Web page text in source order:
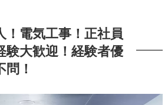
！電気工事！正社員
験大歓迎！経験者優
！